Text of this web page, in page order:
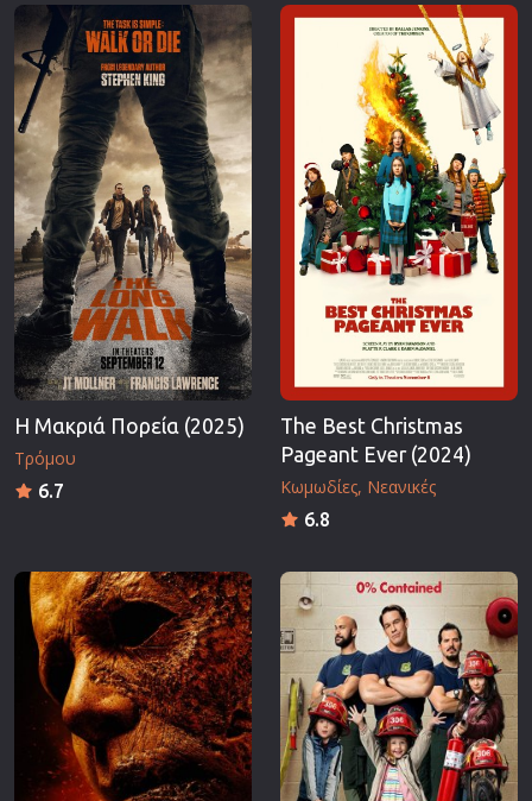
Επιστημονικής Φαντασίας
Εποχής
Ερωτικές
Ευρωπαικός Κινηματογράφος
Θρησκευτικές
Ιστορικές
Καταστροφής
Κλασσικές
Η Μακριά Πορεία (2025)
Τρόμου
6.7
The Best Christmas
Pageant Ever (2024)
Κωμωδίες Νεανικές
6.8